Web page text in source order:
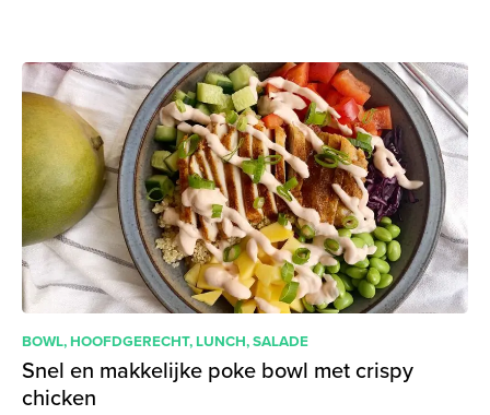
BOWL,HOOFDGERECHT,LUNCH,SALADE
Snel en makkelijke poke bowl met crispy
chicken